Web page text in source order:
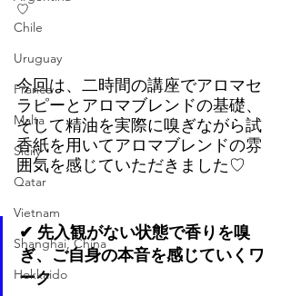
Chile
Uruguay
France
Malta
Sicily
Qatar
Vietnam
Shanghai, China
Hokkaido
♡
今回は、二時間の講座でアロマセ
ラピーとアロマブレンドの基礎、
そして精油を実際に嗅ぎながら試
香紙を用いてアロマブレンドの雰
囲気を感じていただきました♡⁡
✔︎ 先入観がない状態で香りを嗅
ぎ、ご自身の本音を感じていくワ
ーク⁡